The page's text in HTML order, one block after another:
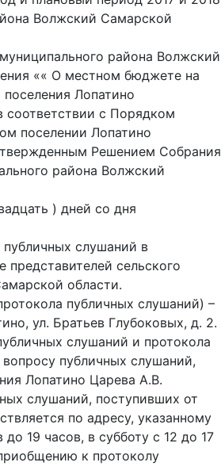
Волжский Самарской
района Волжский
«« О местном бюджете на
Лопатино
соответствии с Порядком
поселении Лопатино
Решением Собрания
района Волжский
) дней со дня
слушаний в
сельского
области.
публичных слушаний) –
ул. Братьев Глубоковых, д. 2.
слушаний и протокола
публичных слушаний,
Лопатино Царева А.В.
слушаний, поступивших от
по адресу, указанному
19 часов, в субботу с 12 до 17
к протоколу